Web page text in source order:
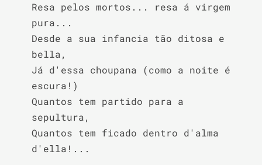
Resa pelos mortos... resa á virgem
pura...
Desde a sua infancia tão ditosa e
bella,
Já d'essa choupana (como a noite é
escura!)
Quantos tem partido para a
sepultura,
Quantos tem ficado dentro d'alma
d'ella!...